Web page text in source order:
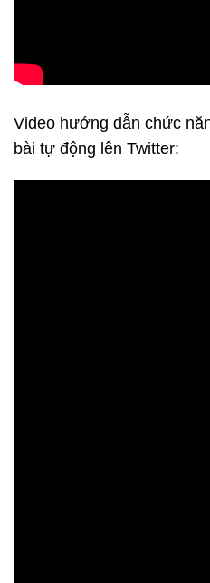
Video hướng dẫn chức
bài tự động lên Twitter: